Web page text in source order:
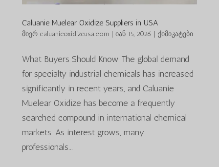
Caluanie Muelear Oxidize Suppliers in USA
მიერ caluanieoxidizeusa.com | იან 15, 2026 | ქიმიკატები
What Buyers Should Know The global demand
for specialty industrial chemicals has increased
significantly in recent years, and Caluanie
Muelear Oxidize has become a frequently
searched compound in international chemical
markets. As interest grows, many
professionals...